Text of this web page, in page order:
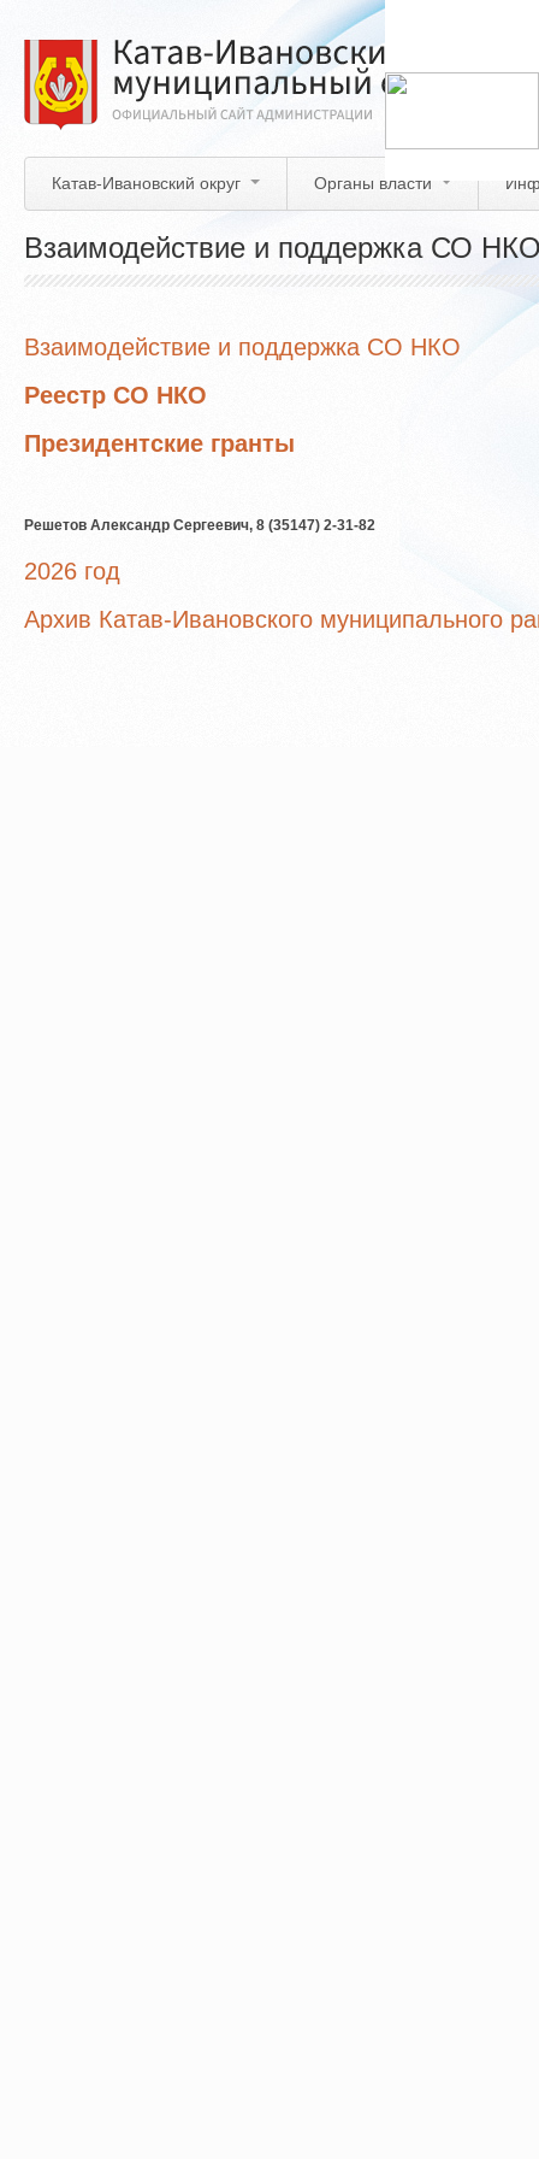
основному
содержанию
Катав-Ивановский округ Органы власти
Взаимодействие и поддержка СО
Взаимодействие и поддержка СО НКО
Реестр СО НКО
Президентские гранты
Решетов Александр Сергеевич, 8 (35147) 2-31-82
2026 год
Архив Катав-Ивановского муниципального